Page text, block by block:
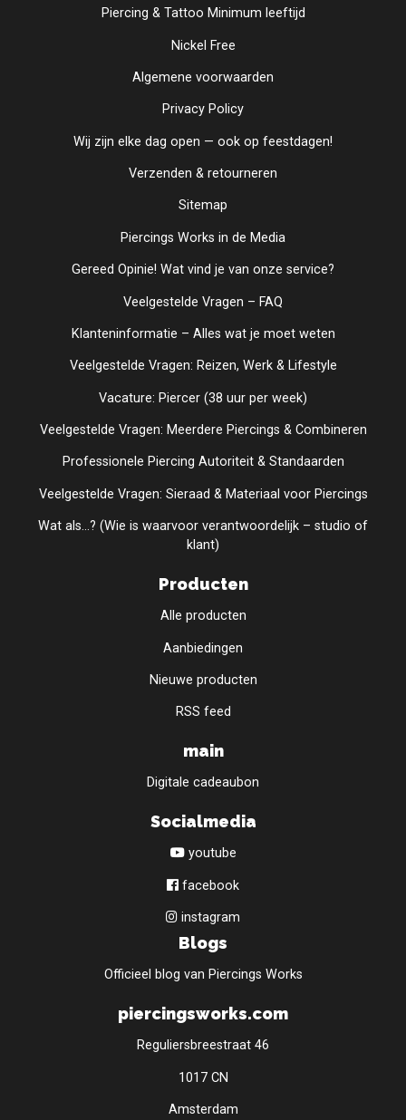
Piercing & Tattoo Minimum leeftijd
Nickel Free
Algemene voorwaarden
Privacy Policy
Wij zijn elke dag open — ook op feestdagen!
Verzenden & retourneren
Sitemap
Piercings Works in de Media
Gereed Opinie! Wat vind je van onze service?
Veelgestelde Vragen – FAQ
Klanteninformatie – Alles wat je moet weten
Veelgestelde Vragen: Reizen, Werk & Lifestyle
Vacature: Piercer (38 uur per week)
Veelgestelde Vragen: Meerdere Piercings & Combineren
Professionele Piercing Autoriteit & Standaarden
Veelgestelde Vragen: Sieraad & Materiaal voor Piercings
Wat als...? (Wie is waarvoor verantwoordelijk – studio of
klant)
Producten
Alle producten
Aanbiedingen
Nieuwe producten
RSS feed
main
Digitale cadeaubon
Socialmedia
youtube
facebook
instagram
Blogs
Officieel blog van Piercings Works
piercingsworks.com
Reguliersbreestraat 46
1017 CN
Amsterdam